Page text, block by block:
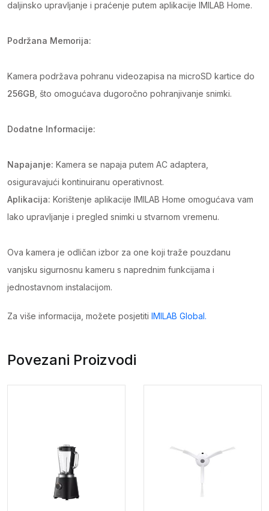
daljinsko upravljanje i praćenje putem aplikacije IMILAB Home.
Podržana Memorija:
Kamera podržava pohranu videozapisa na microSD kartice do
256GB, što omogućava dugoročno pohranjivanje snimki.
Dodatne Informacije:
Napajanje: Kamera se napaja putem AC adaptera,
osiguravajući kontinuiranu operativnost.
Aplikacija: Korištenje aplikacije IMILAB Home omogućava vam
lako upravljanje i pregled snimki u stvarnom vremenu.
Ova kamera je odličan izbor za one koji traže pouzdanu
vanjsku sigurnosnu kameru s naprednim funkcijama i
jednostavnom instalacijom.
Za više informacija, možete posjetiti IMILAB Global.
Povezani Proizvodi